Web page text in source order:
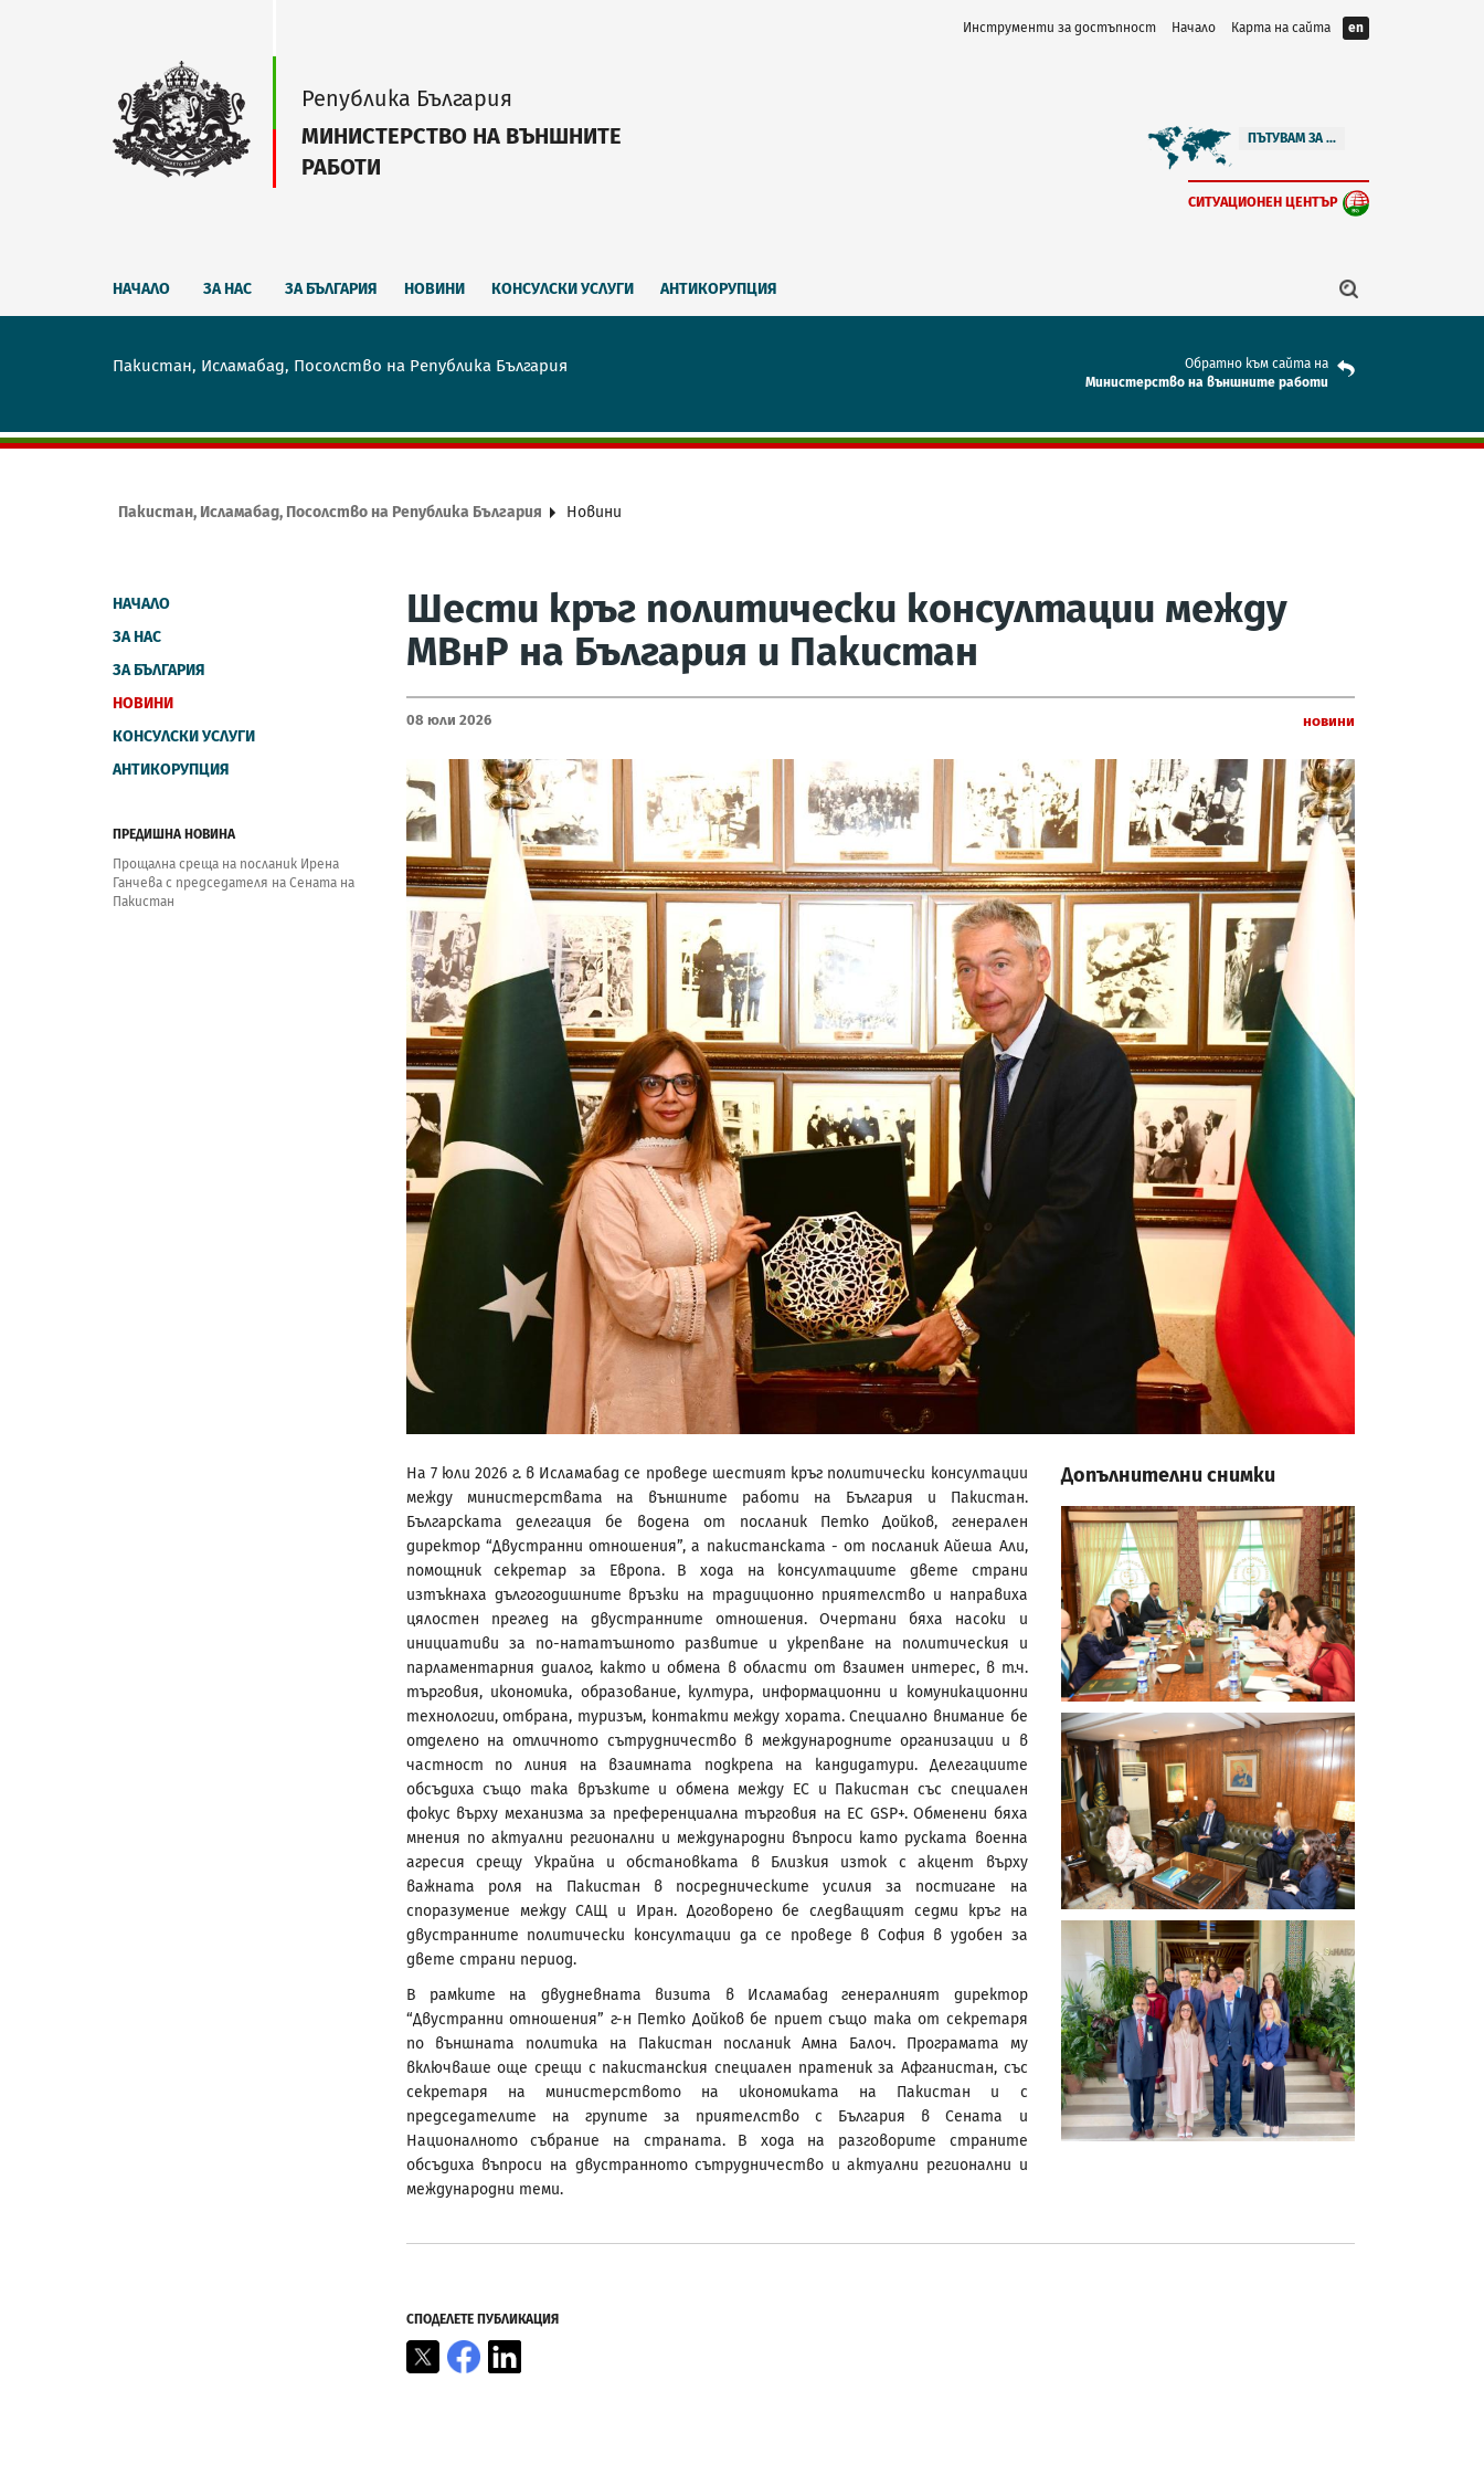
Инструменти за достъпност Начало Карта на сайта en
Република България
МИНИСТЕРСТВО НА ВЪНШНИТЕ
РАБОТИ
ПЪТУВАМ ЗА ...
СИТУАЦИОНЕН ЦЕНТЪР
НАЧАЛО ЗА НАС ЗА БЪЛГАРИЯ НОВИНИ КОНСУЛСКИ УСЛУГИ АНТИКОРУПЦИЯ
Пакистан, Исламабад, Посолство на Република България
Обратно към сайта на
Mинистерство на външните работи
Пакистан, Исламабад, Посолство на Република България Новини
НАЧАЛО
ЗА НАС
ЗА БЪЛГАРИЯ
НОВИНИ
КОНСУЛСКИ УСЛУГИ
АНТИКОРУПЦИЯ
ПРЕДИШНА НОВИНА
Прощална среща на посланик Ирена
Ганчева с председателя на Сената на
Пакистан
Шести кръг политически консултации между
МВнР на България и Пакистан
08 Юли 2026 Новини
На 7 юли 2026 г. в Исламабад се проведе шестият кръг политически консултации
между министерствата на външните работи на България и Пакистан.
Българската делегация бе водена от посланик Петко Дойков, генерален
директор “Двустранни отношения”, а пакистанската - от посланик Айеша Али,
помощник секретар за Европа. В хода на консултациите двете страни
изтъкнаха дългогодишните връзки на традиционно приятелство и направиха
цялостен преглед на двустранните отношения. Очертани бяха насоки и
инициативи за по-нататъшното развитие и укрепване на политическия и
парламентарния диалог, както и обмена в области от взаимен интерес, в т.ч.
търговия, икономика, образование, култура, информационни и комуникационни
технологии, отбрана, туризъм, контакти между хората. Специално внимание бе
отделено на отличното сътрудничество в международните организации и в
частност по линия на взаимната подкрепа на кандидатури. Делегациите
обсъдиха също така връзките и обмена между ЕС и Пакистан със специален
фокус върху механизма за преференциална търговия на ЕС GSP+. Обменени бяха
мнения по актуални регионални и международни въпроси като руската военна
агресия срещу Украйна и обстановката в Близкия изток с акцент върху
важната роля на Пакистан в посредническите усилия за постигане на
споразумение между САЩ и Иран. Договорено бе следващият седми кръг на
двустранните политически консултации да се проведе в София в удобен за
двете страни период.
В рамките на двудневната визита в Исламабад генералният директор
“Двустранни отношения” г-н Петко Дойков бе приет също така от секретаря
по външната политика на Пакистан посланик Амна Балоч. Програмата му
включваше още срещи с пакистанския специален пратеник за Афганистан, със
секретаря на министерството на икономиката на Пакистан и с
председателите на групите за приятелство с България в Сената и
Националното събрание на страната. В хода на разговорите страните
обсъдиха въпроси на двустранното сътрудничество и актуални регионални и
международни теми.
Допълнителни снимки
СПОДЕЛЕТЕ ПУБЛИКАЦИЯ
X Facebook